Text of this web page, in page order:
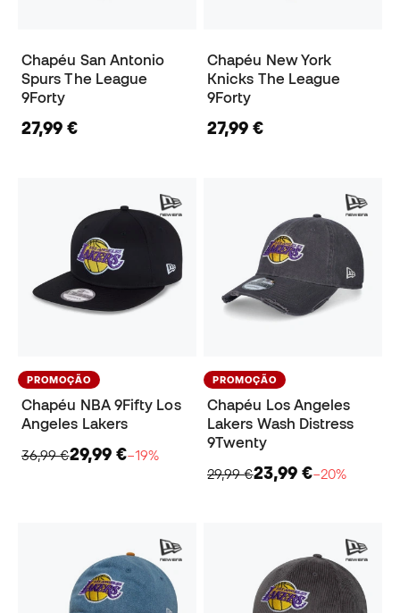
Chapéu San Antonio
Spurs The League
9Forty
27,99 €
Chapéu New York
Knicks The League
9Forty
27,99 €
PROMOÇÃO
Chapéu NBA 9Fifty Los
Angeles Lakers
36,99 €29,99 €−19%
PROMOÇÃO
Chapéu Los Angeles
Lakers Wash Distress
9Twenty
29,99 €23,99 €−20%